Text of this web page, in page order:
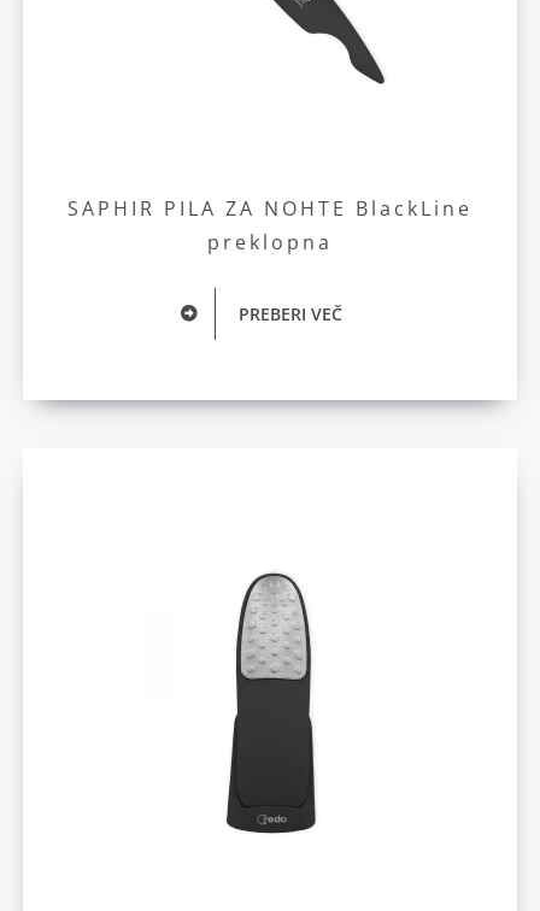
SAPHIR PILA ZA NOHTE BlackLine
preklopna
PREBERI VEČ